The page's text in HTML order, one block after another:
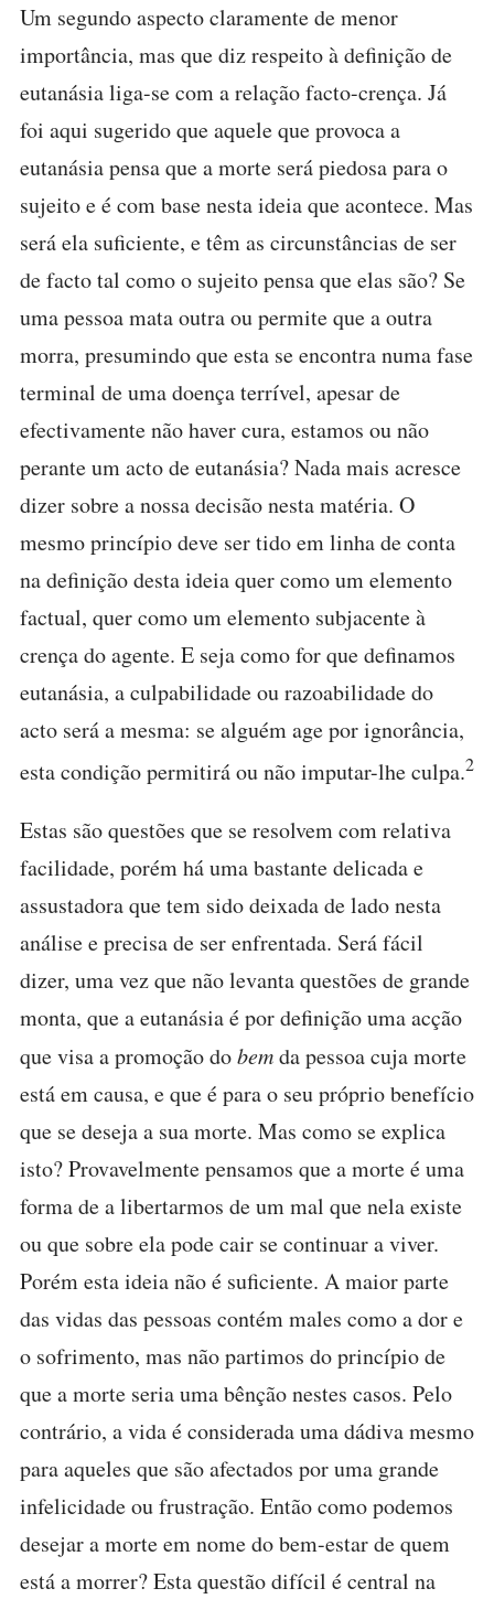
Um segundo aspecto claramente de menor
importância, mas que diz respeito à definição de
eutanásia liga-se com a relação facto-crença. Já
foi aqui sugerido que aquele que provoca a
eutanásia pensa que a morte será piedosa para o
sujeito e é com base nesta ideia que acontece. Mas
será ela suficiente, e têm as circunstâncias de ser
de facto tal como o sujeito pensa que elas são? Se
uma pessoa mata outra ou permite que a outra
morra, presumindo que esta se encontra numa fase
terminal de uma doença terrível, apesar de
efectivamente não haver cura, estamos ou não
perante um acto de eutanásia? Nada mais acresce
dizer sobre a nossa decisão nesta matéria. O
mesmo princípio deve ser tido em linha de conta
na definição desta ideia quer como um elemento
factual, quer como um elemento subjacente à
crença do agente. E seja como for que definamos
eutanásia, a culpabilidade ou razoabilidade do
acto será a mesma: se alguém age por ignorância,
esta condição permitirá ou não imputar-lhe culpa.2
Estas são questões que se resolvem com relativa
facilidade, porém há uma bastante delicada e
assustadora que tem sido deixada de lado nesta
análise e precisa de ser enfrentada. Será fácil
dizer, uma vez que não levanta questões de grande
monta, que a eutanásia é por definição uma acção
que visa a promoção dobemda pessoa cuja morte
está em causa, e que é para o seu próprio benefício
que se deseja a sua morte. Mas como se explica
isto? Provavelmente pensamos que a morte é uma
forma de a libertarmos de um mal que nela existe
ou que sobre ela pode cair se continuar a viver.
Porém esta ideia não é suficiente. A maior parte
das vidas das pessoas contém males como a dor e
o sofrimento, mas não partimos do princípio de
que a morte seria uma bênção nestes casos. Pelo
contrário, a vida é considerada uma dádiva mesmo
para aqueles que são afectados por uma grande
infelicidade ou frustração. Então como podemos
desejar a morte em nome do bem-estar de quem
está a morrer? Esta questão difícil é central na